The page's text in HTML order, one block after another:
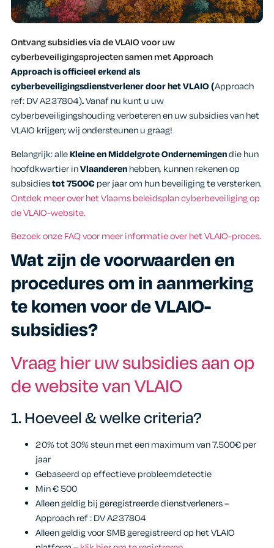
Ontvang subsidies via de VLAIO voor uw
cyberbeveiligingsprojecten samen met Approach
Approach is officieel erkend als
cyberbeveiligingsdienstverlener door het VLAIO (Approach
ref: DV A237804).Vanaf nu kunt u uw
cyberbeveiligingshouding verbeteren en uw subsidies van het
VLAIO krijgen; wij ondersteunen u graag!
Belangrijk: alleKleine en Middelgrote Ondernemingendie hun
hoofdkwartier inVlaanderenhebben, kunnen rekenen op
subsidiestot 7500€ per jaar om hun beveiliging te versterken.
Ontdek meer over het Vlaams beleidsplan cyberbeveiliging op
de VLAIO-website.
Bezoek onze FAQ voor meer informatie over het VLAIO-proces.
Wat zijn de voorwaarden en
procedures om in aanmerking
te komen voor de VLAIO-
subsidies?
Vraag hier uw subsidies aan op
de website van VLAIO
1.Hoeveel & welke criteria?
20% tot 30% steun met een maximum van 7.500€ per
jaar
Gebaseerd op effectieve probleemdetectie
Min € 500
Alleen geldig bij geregistreerde dienstverleners –
Approach ref : DV A237804
Alleen geldig voor SMB geregistreerd op het VLAIO